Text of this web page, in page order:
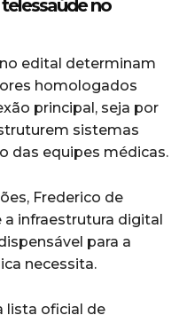
no
edital determinam
homologados
principal, seja por
sistemas
das equipes médicas.
Frederico de
a infraestrutura digital
para a
necessita.
lista oficial de